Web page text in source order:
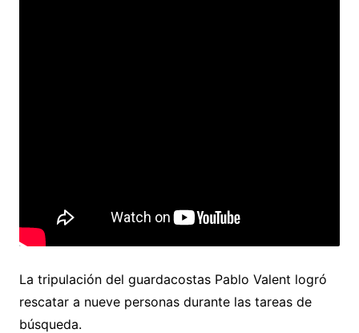
La tripulación del guardacostas Pablo Valent logró
rescatar a nueve personas durante las tareas de
búsqueda.